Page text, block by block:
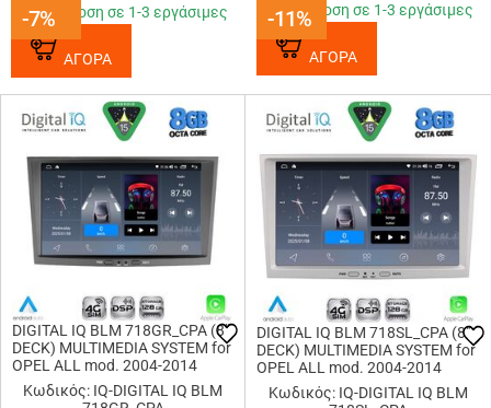
-7%
-7%
Παράδοση σε 1-3 εργάσιμες
ΑΓΟΡΑ
-11%
-11%
Παράδοση σε 1-3 εργάσιμες
ΑΓΟΡΑ
DIGITAL IQ BLM 718GR_CPA (8"
DECK) MULTIMEDIA SYSTEM for
OPEL ALL mod. 2004-2014
(GRAY)
Κωδικός: IQ-DIGITAL IQ BLM
DIGITAL IQ BLM 718SL_CPA (8"
DECK) MULTIMEDIA SYSTEM for
OPEL ALL mod. 2004-2014
(SILVER)
Κωδικός: IQ-DIGITAL IQ BLM